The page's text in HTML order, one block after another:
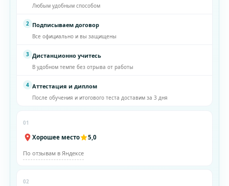
Любым удобным способом
2 Подписываем договор
Все официально и вы защищены
3 Дистанционно учитесь
В удобном темпе без отрыва от работы
4 Аттестация и диплом
После обучения и итогового теста доставим за 3 дня
01
Хорошее место 5,0
По отзывам в Яндексе
02